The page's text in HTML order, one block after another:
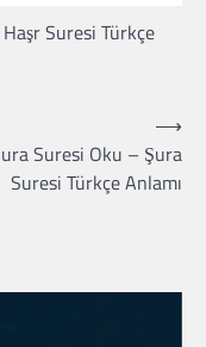
Haşr Suresi Türkçe
Suresi Oku – Şura
Suresi Türkçe Anlamı
⟶